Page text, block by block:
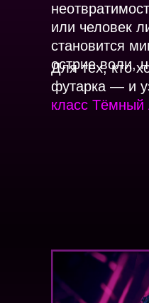
или человек
становится
острие воли,
Для тех, кто
футарка — и
класс Тёмный